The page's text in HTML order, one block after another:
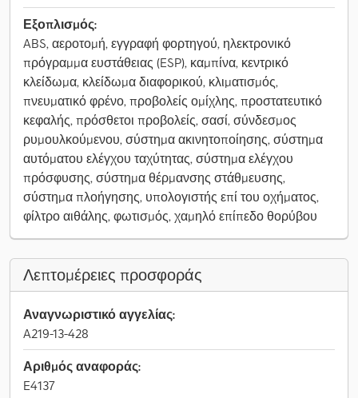
Εξοπλισμός:
ABS, αεροτομή, εγγραφή φορτηγού, ηλεκτρονικό
πρόγραμμα ευστάθειας (ESP), καμπίνα, κεντρικό
κλείδωμα, κλείδωμα διαφορικού, κλιματισμός,
πνευματικό φρένο, προβολείς ομίχλης, προστατευτικό
κεφαλής, πρόσθετοι προβολείς, σασί, σύνδεσμος
ρυμουλκούμενου, σύστημα ακινητοποίησης, σύστημα
αυτόματου ελέγχου ταχύτητας, σύστημα ελέγχου
πρόσφυσης, σύστημα θέρμανσης στάθμευσης,
σύστημα πλοήγησης, υπολογιστής επί του οχήματος,
φίλτρο αιθάλης, φωτισμός, χαμηλό επίπεδο θορύβου
Λεπτομέρειες προσφοράς
Αναγνωριστικό αγγελίας:
A219-13-428
Αριθμός αναφοράς:
E4137